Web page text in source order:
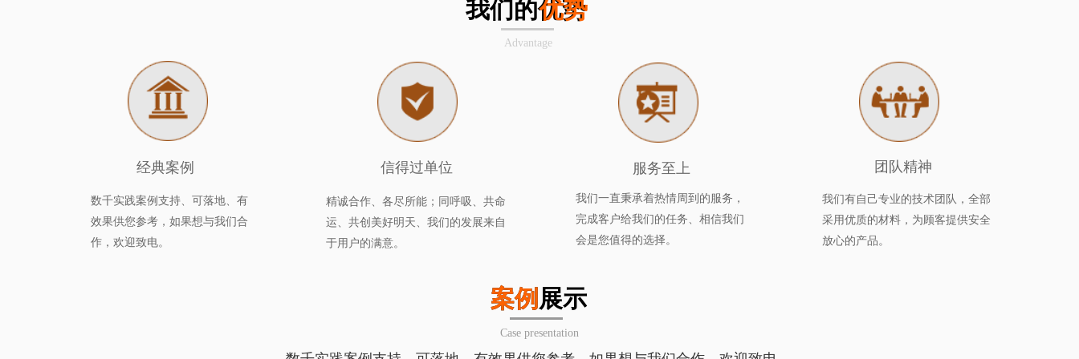
我们的优势
Advantage
经典案例
数千实践案例支持、可落地、有
效果供您参考，如果想与我们合
作，欢迎致电。
信得过单位 服务至上 团队精神
我们有自己专业的技术团队，全部
采用优质的材料，为顾客提供安全
放心的产品。
我们一直秉承着热情周到的服务，
完成客户给我们的任务、相信我们
会是您值得的选择。
精诚合作、各尽所能；同呼吸、共命
运、共创美好明天、我们的发展来自
于用户的满意。
优势
案例展示
Case presentation
案例